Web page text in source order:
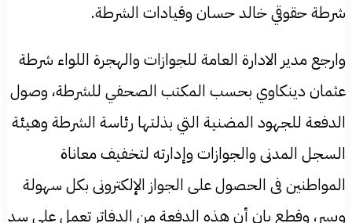
شرطة حقوقي خالد حسان وقيادات الشرطة.
وارجع مدير الادارة العامة للجوازات والهجرة اللواء شرطة
عثمان دينكاوي بحسب المكتب الصحفي للشرطة، وصول
الدفعة للجهود المضنية التي بذلتها رئاسة الشرطة وهيئة
السجل المدنى والجوازات وإدارته لتخفيف معاناة
المواطنين فى الحصول على الجواز الإلكترونى بكل سهولة
ويسر، وقطع بان أن هذه الدفعة من الدفاتر تعمل على سد